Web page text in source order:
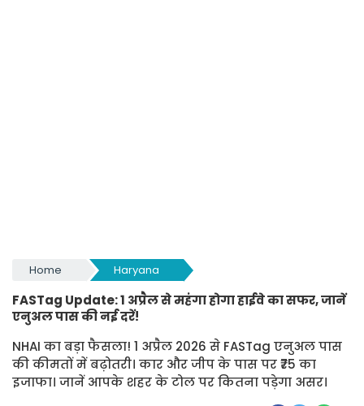
Home Haryana
FASTag Update: 1 अप्रैल से महंगा होगा हाईवे का सफर, जानें
एनुअल पास की नई दरें!
NHAI का बड़ा फैसला! 1 अप्रैल 2026 से FASTag एनुअल पास
की कीमतों में बढ़ोतरी। कार और जीप के पास पर ₹75 का
इजाफा। जानें आपके शहर के टोल पर कितना पड़ेगा असर।